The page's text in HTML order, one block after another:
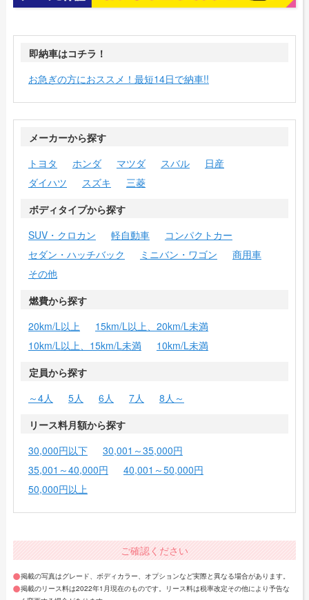
即納車はコチラ！
お急ぎの方におススメ！最短14日で納車!!
メーカーから探す
トヨタ
ホンダ マツダ スバル
日産
ダイハツ
スズキ
三菱
ボディタイプから探す
SUV・クロカン
軽自動車
コンパクトカー
セダン・ハッチバック
ミニバン・ワゴン
商用車
その他
燃費から探す
20km/L以上
15km/L以上、20km/L未満
10km/L以上、15km/L未満
10km/L未満
定員から探す
～4人
5人 6人 7人
8人～
リース料月額から探す
30,000円以下
30,001～35,000円
35,001～40,000円
40,001～50,000円
50,000円以上
ご確認ください
掲載の写真はグレード、ボディカラー、オプションなど実際と異なる場合があります。
掲載のリース料は2022年1月現在のものです。リース料は税率改定その他により予告な